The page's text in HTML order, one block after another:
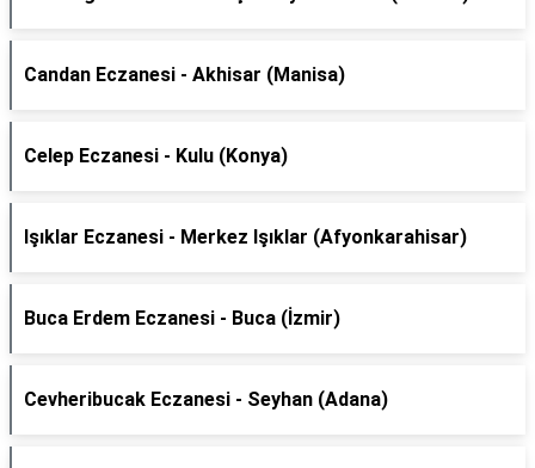
Candan Eczanesi - Akhisar (Manisa)
Celep Eczanesi - Kulu (Konya)
Işıklar Eczanesi - Merkez Işıklar (Afyonkarahisar)
Buca Erdem Eczanesi - Buca (İzmir)
Cevheribucak Eczanesi - Seyhan (Adana)